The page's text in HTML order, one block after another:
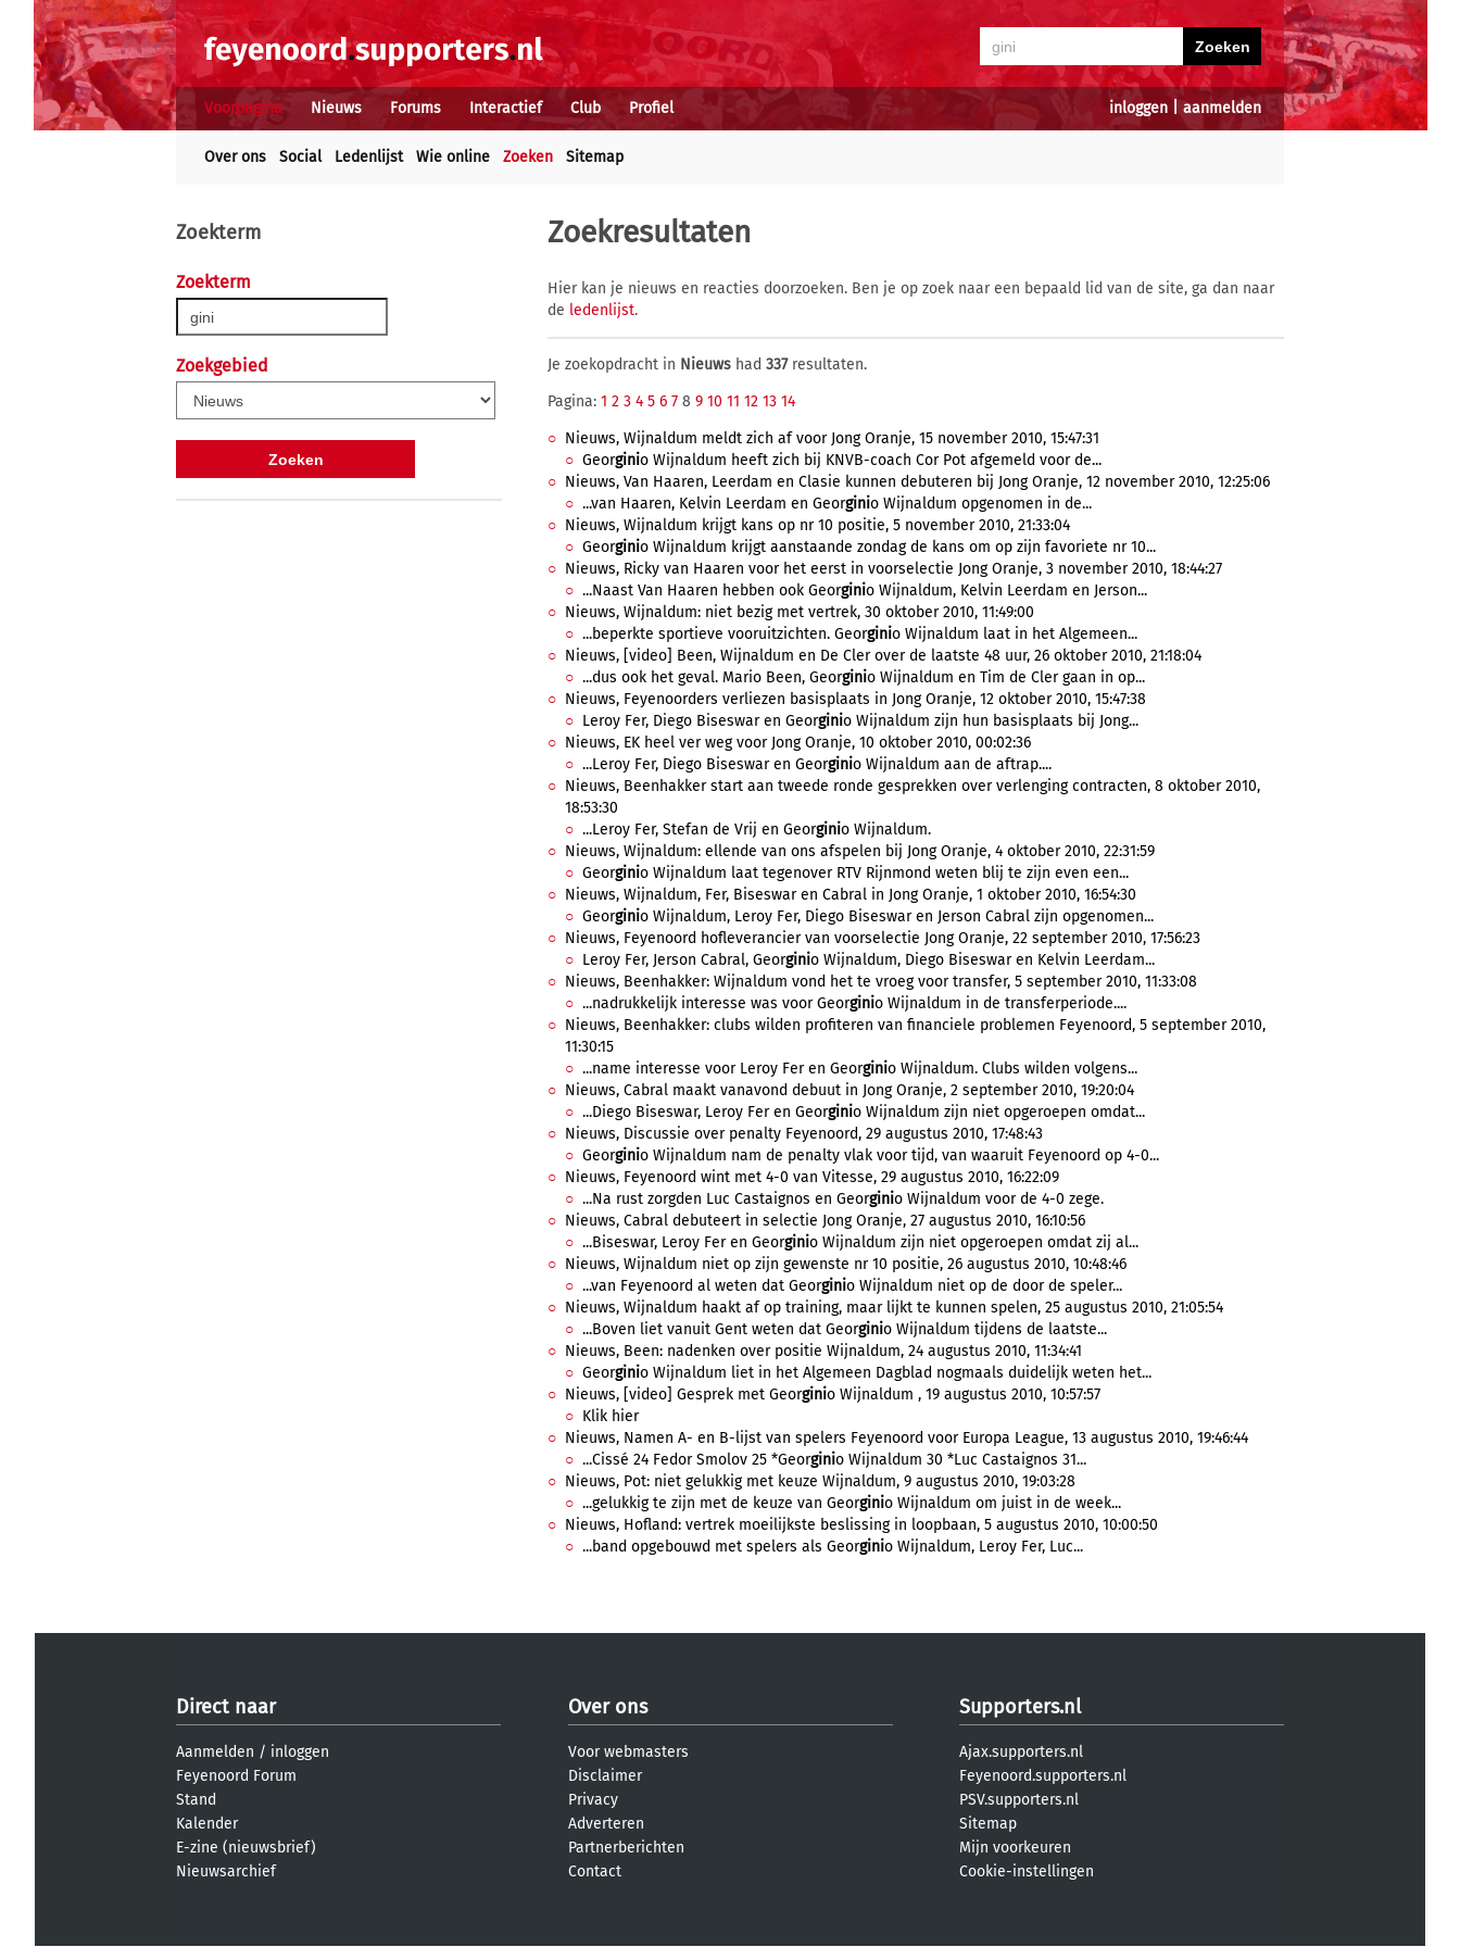
inloggen aanmelden
Voorpagina Nieuws Forums Interactief Club Profiel
Over ons Social Ledenlijst Wie online Zoeken Sitemap
Zoekterm
Zoekterm
Zoekgebied
Zoekresultaten
Hier kan je nieuws en reacties doorzoeken. Ben je op zoek naar een bepaald lid van de site, ga dan naar
de ledenlijst.
Je zoekopdracht in Nieuws had 337resultaten.
Pagina: 1 2 3 4 5 6 7 8 9 10 11 12 13 14
Nieuws, Wijnaldum meldt zich af voor Jong Oranje, 15 november 2010, 15:47:31
Georginio Wijnaldum heeft zich bij KNVB-coach Cor Pot afgemeld voor de...
Nieuws, Van Haaren, Leerdam en Clasie kunnen debuteren bij Jong Oranje, 12 november 2010, 12:25:06
...van Haaren, Kelvin Leerdam en Georginio Wijnaldum opgenomen in de...
Nieuws, Wijnaldum krijgt kans op nr 10 positie, 5 november 2010, 21:33:04
Georginio Wijnaldum krijgt aanstaande zondag de kans om op zijn favoriete nr 10...
Nieuws, Ricky van Haaren voor het eerst in voorselectie Jong Oranje, 3 november 2010, 18:44:27
...Naast Van Haaren hebben ook Georginio Wijnaldum, Kelvin Leerdam en Jerson...
Nieuws, Wijnaldum: niet bezig met vertrek, 30 oktober 2010, 11:49:00
...beperkte sportieve vooruitzichten. Georginio Wijnaldum laat in het Algemeen...
Nieuws, [video] Been, Wijnaldum en De Cler over de laatste 48 uur, 26 oktober 2010, 21:18:04
...dus ook het geval. Mario Been, Georginio Wijnaldum en Tim de Cler gaan in op...
Nieuws, Feyenoorders verliezen basisplaats in Jong Oranje, 12 oktober 2010, 15:47:38
Leroy Fer, Diego Biseswar en Georginio Wijnaldum zijn hun basisplaats bij Jong...
Nieuws, EK heel ver weg voor Jong Oranje, 10 oktober 2010, 00:02:36
...Leroy Fer, Diego Biseswar en Georginio Wijnaldum aan de aftrap....
Nieuws, Beenhakker start aan tweede ronde gesprekken over verlenging contracten, 8 oktober 2010,
18:53:30
...Leroy Fer, Stefan de Vrij en Georginio Wijnaldum.
Nieuws, Wijnaldum: ellende van ons afspelen bij Jong Oranje, 4 oktober 2010, 22:31:59
Georginio Wijnaldum laat tegenover RTV Rijnmond weten blij te zijn even een...
Nieuws, Wijnaldum, Fer, Biseswar en Cabral in Jong Oranje, 1 oktober 2010, 16:54:30
Georginio Wijnaldum, Leroy Fer, Diego Biseswar en Jerson Cabral zijn opgenomen...
Nieuws, Feyenoord hofleverancier van voorselectie Jong Oranje, 22 september 2010, 17:56:23
Leroy Fer, Jerson Cabral, Georginio Wijnaldum, Diego Biseswar en Kelvin Leerdam...
Nieuws, Beenhakker: Wijnaldum vond het te vroeg voor transfer, 5 september 2010, 11:33:08
...nadrukkelijk interesse was voor Georginio Wijnaldum in de transferperiode....
Nieuws, Beenhakker: clubs wilden profiteren van financiele problemen Feyenoord, 5 september 2010,
11:30:15
...name interesse voor Leroy Fer en Georginio Wijnaldum. Clubs wilden volgens...
Nieuws, Cabral maakt vanavond debuut in Jong Oranje, 2 september 2010, 19:20:04
...Diego Biseswar, Leroy Fer en Georginio Wijnaldum zijn niet opgeroepen omdat...
Nieuws, Discussie over penalty Feyenoord, 29 augustus 2010, 17:48:43
Georginio Wijnaldum nam de penalty vlak voor tijd, van waaruit Feyenoord op 4-0...
Nieuws, Feyenoord wint met 4-0 van Vitesse, 29 augustus 2010, 16:22:09
...Na rust zorgden Luc Castaignos en Georginio Wijnaldum voor de 4-0 zege.
Nieuws, Cabral debuteert in selectie Jong Oranje, 27 augustus 2010, 16:10:56
...Biseswar, Leroy Fer en Georginio Wijnaldum zijn niet opgeroepen omdat zij al...
Nieuws, Wijnaldum niet op zijn gewenste nr 10 positie, 26 augustus 2010, 10:48:46
...van Feyenoord al weten dat Georginio Wijnaldum niet op de door de speler...
Nieuws, Wijnaldum haakt af op training, maar lijkt te kunnen spelen, 25 augustus 2010, 21:05:54
...Boven liet vanuit Gent weten dat Georginio Wijnaldum tijdens de laatste...
Nieuws, Been: nadenken over positie Wijnaldum, 24 augustus 2010, 11:34:41
Georginio Wijnaldum liet in het Algemeen Dagblad nogmaals duidelijk weten het...
Nieuws, [video] Gesprek met Georginio Wijnaldum , 19 augustus 2010, 10:57:57
Klik hier
Nieuws, Namen A- en B-lijst van spelers Feyenoord voor Europa League, 13 augustus 2010, 19:46:44
...Cissé 24 Fedor Smolov 25 *Georginio Wijnaldum 30 *Luc Castaignos 31...
Nieuws, Pot: niet gelukkig met keuze Wijnaldum, 9 augustus 2010, 19:03:28
...gelukkig te zijn met de keuze van Georginio Wijnaldum om juist in de week...
Nieuws, Hofland: vertrek moeilijkste beslissing in loopbaan, 5 augustus 2010, 10:00:50
...band opgebouwd met spelers als Georginio Wijnaldum, Leroy Fer, Luc...
Direct naar
Aanmelden / inloggen
Feyenoord Forum
Stand
Kalender
E-zine (nieuwsbrief)
Nieuwsarchief
Over ons
Voor webmasters
Disclaimer
Privacy
Adverteren
Partnerberichten
Contact
Supporters.nl
Ajax.supporters.nl
Feyenoord.supporters.nl
PSV.supporters.nl
Sitemap
Mijn voorkeuren
Cookie-instellingen